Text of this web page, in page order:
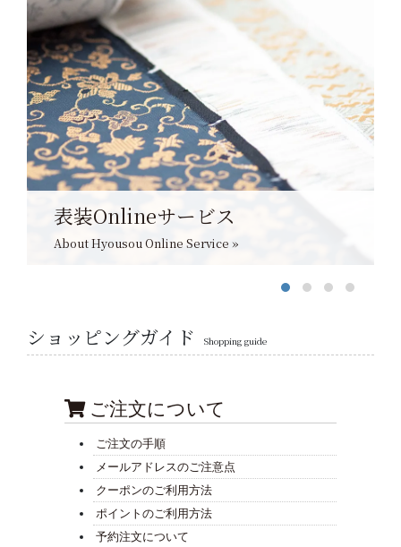
表装Onlineサービス
About Hyousou Online Service »
ショッピングガイド Shopping guide
ご注文について
ご注文の手順
メールアドレスのご注意点
クーポンのご利用方法
ポイントのご利用方法
予約注文について